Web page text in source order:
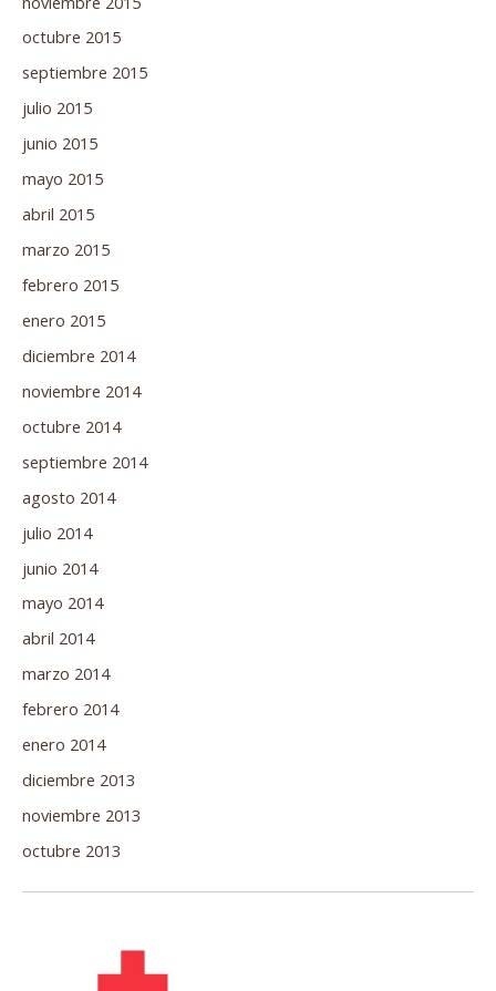
octubre 2015
septiembre 2015
julio 2015
junio 2015
mayo 2015
abril 2015
marzo 2015
febrero 2015
enero 2015
diciembre 2014
noviembre 2014
octubre 2014
septiembre 2014
agosto 2014
julio 2014
junio 2014
mayo 2014
abril 2014
marzo 2014
febrero 2014
enero 2014
diciembre 2013
noviembre 2013
octubre 2013